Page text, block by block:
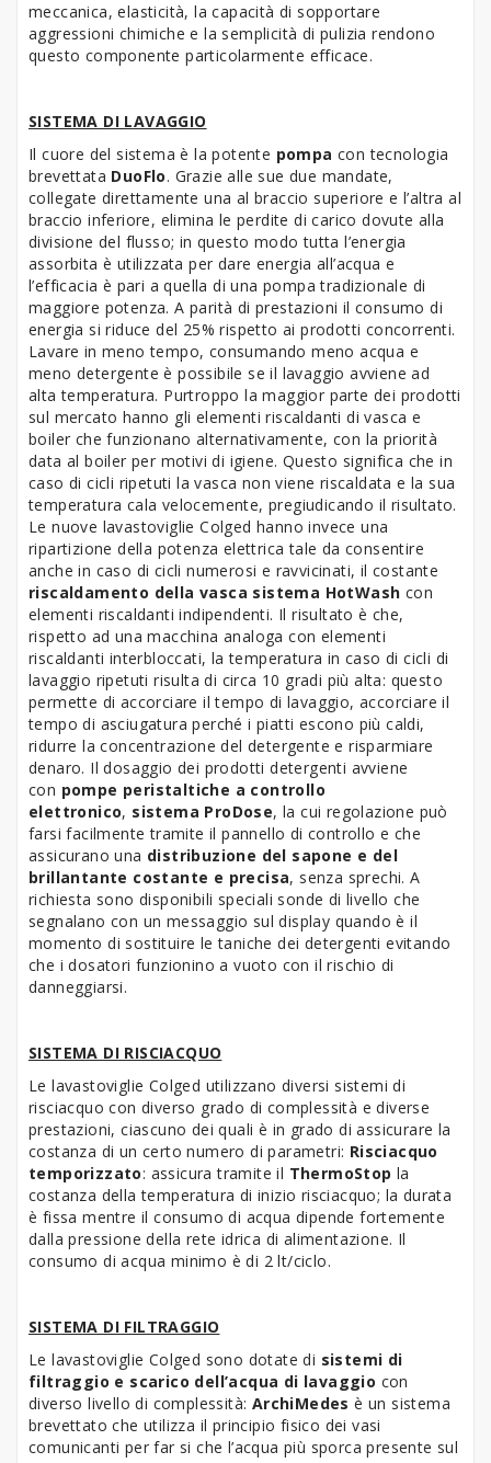
meccanica, elasticità, la capacità di sopportare
aggressioni chimiche e la semplicità di pulizia rendono
questo componente particolarmente efficace.
SISTEMA DI LAVAGGIO
Il cuore del sistema è la potente pompacon tecnologia
brevettata DuoFlo. Grazie alle sue due mandate,
collegate direttamente una al braccio superiore e l’altra al
braccio inferiore, elimina le perdite di carico dovute alla
divisione del flusso; in questo modo tutta l’energia
assorbita è utilizzata per dare energia all’acqua e
l’efficacia è pari a quella di una pompa tradizionale di
maggiore potenza. A parità di prestazioni il consumo di
energia si riduce del 25% rispetto ai prodotti concorrenti.
Lavare in meno tempo, consumando meno acqua e
meno detergente è possibile se il lavaggio avviene ad
alta temperatura. Purtroppo la maggior parte dei prodotti
sul mercato hanno gli elementi riscaldanti di vasca e
boiler che funzionano alternativamente, con la priorità
data al boiler per motivi di igiene. Questo significa che in
caso di cicli ripetuti la vasca non viene riscaldata e la sua
temperatura cala velocemente, pregiudicando il risultato.
Le nuove lavastoviglie Colged hanno invece una
ripartizione della potenza elettrica tale da consentire
anche in caso di cicli numerosi e ravvicinati, il costante
riscaldamento della vasca sistema HotWash con
elementi riscaldanti indipendenti. Il risultato è che,
rispetto ad una macchina analoga con elementi
riscaldanti interbloccati, la temperatura in caso di cicli di
lavaggio ripetuti risulta di circa 10 gradi più alta: questo
permette di accorciare il tempo di lavaggio, accorciare il
tempo di asciugatura perché i piatti escono più caldi,
ridurre la concentrazione del detergente e risparmiare
denaro. Il dosaggio dei prodotti detergenti avviene
con pompe peristaltiche a controllo
elettronico, sistema ProDose, la cui regolazione può
farsi facilmente tramite il pannello di controllo e che
assicurano una distribuzione del sapone e del
brillantante costante e precisa, senza sprechi. A
richiesta sono disponibili speciali sonde di livello che
segnalano con un messaggio sul display quando è il
momento di sostituire le taniche dei detergenti evitando
che i dosatori funzionino a vuoto con il rischio di
danneggiarsi.
SISTEMA DI RISCIACQUO
Le lavastoviglie Colged utilizzano diversi sistemi di
risciacquo con diverso grado di complessità e diverse
prestazioni, ciascuno dei quali è in grado di assicurare la
costanza di un certo numero di parametri: Risciacquo
temporizzato: assicura tramite il ThermoStop la
costanza della temperatura di inizio risciacquo; la durata
è fissa mentre il consumo di acqua dipende fortemente
dalla pressione della rete idrica di alimentazione. Il
consumo di acqua minimo è di 2 lt/ciclo.
SISTEMA DI FILTRAGGIO
Le lavastoviglie Colged sono dotate di sistemi di
filtraggio e scarico dell’acqua di lavaggio con
diverso livello di complessità: ArchiMedesè un sistema
brevettato che utilizza il principio fisico dei vasi
comunicanti per far si che l’acqua più sporca presente sul